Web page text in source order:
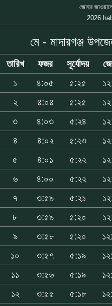
জোহর
2026
মে - মাদারগঞ্জ
তারিখ ফজর সূর্যোদয়
১
৪:০৫ ৫:২৫
২
৪:০৪ ৫:২৫
৩
৪:০৩ ৫:২৪
৪
৪:০২ ৫:২৩
৫
৪:০১ ৫:২২
৬
৪:০০ ৫:২২
৭
৩:৫৯ ৫:২১
৮
৩:৫৯ ৫:২০
৯
৩:৫৮ ৫:২০
১০
৩:৫৭ ৫:১৯
১১
৩:৫৬ ৫:১৯
১২
৩:৫৫ ৫:১৮